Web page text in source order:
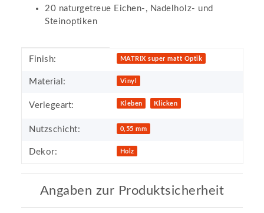
20 naturgetreue Eichen-, Nadelholz- und
Steinoptiken
Produkteigenschaft
Wert
Finish: MATRIX super matt Optik
Material: Vinyl
Verlegeart: Kleben Klicken
Nutzschicht: 0,55 mm
Dekor: Holz
Angaben zur Produktsicherheit